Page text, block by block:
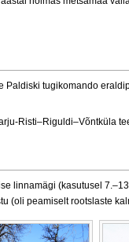
tugikomando
Risti–Riguldi–Võntküla
linnamägi (kasutusel
(oli peamiselt rootslaste